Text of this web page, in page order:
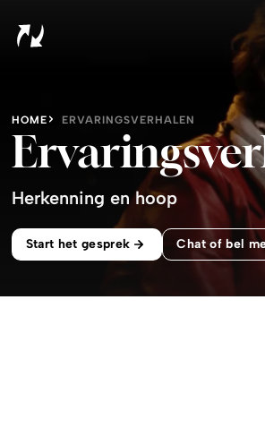
HOME ERVARINGSVERHALEN
Herkenning en hoop
Start het gesprek Chat of bel